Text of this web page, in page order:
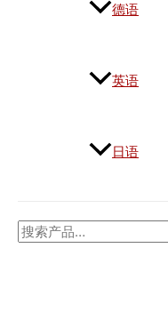
德语
英语
日语